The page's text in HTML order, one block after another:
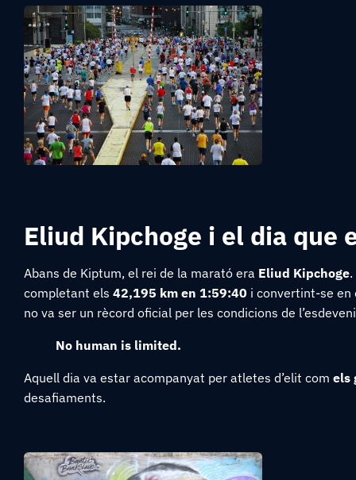
Eliud Kipchoge i el dia que
Abans de Kiptum, el rei de la marató era Eliud Kipchoge
completant els 42,195 km en 1:59:40 i convertint-se en
no va ser un rècord oficial per les condicions de
No human is limited.
Aquell dia va estar acompanyat per atletes d’elit com els
desafiaments.